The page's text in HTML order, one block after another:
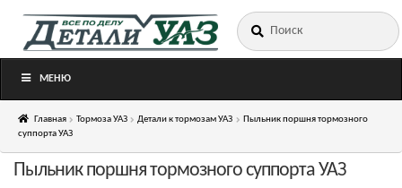
Перейти
Перейти
Искать:
МЕНЮ
Главная Тормоза УАЗ Детали к тормозам УАЗ
Пыльник поршня тормозного
суппорта УАЗ
Пыльник поршня тормозного суппорта УАЗ